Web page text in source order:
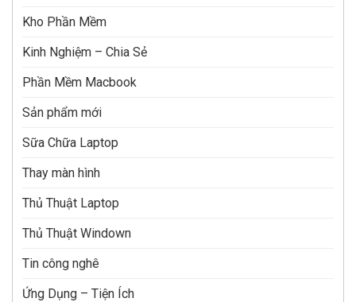
Kho Phần Mềm
Kinh Nghiệm – Chia Sẻ
Phần Mềm Macbook
Sản phẩm mới
Sữa Chữa Laptop
Thay màn hình
Thủ Thuật Laptop
Thủ Thuật Windown
Tin công nghê
Ứng Dụng – Tiện Ích